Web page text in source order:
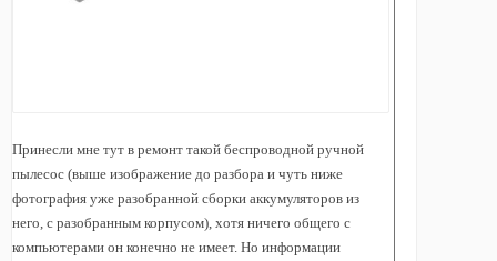
Принесли мне тут в ремонт такой беспроводной ручной
пылесос (выше изображение до разбора и чуть ниже
фотография уже разобранной сборки аккумуляторов из
него, с разобранным корпусом), хотя ничего общего с
компьютерами он конечно не имеет. Но информации